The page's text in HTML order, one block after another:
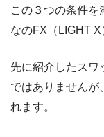
この３つの条件を
なのFX（LIGHT X
先に紹介したスワ
ではありませんが
れます。